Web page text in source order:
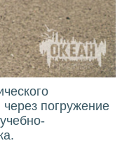
погружение